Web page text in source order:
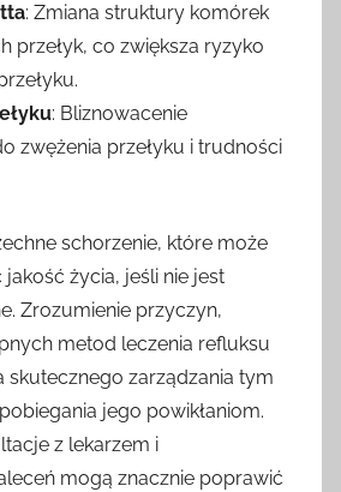
: Zmiana struktury komórek
przełyk, co zwiększa ryzyko
: Bliznowacenie
zwężenia przełyku i trudności
schorzenie, które może
życia, jeśli nie jest
Zrozumienie przyczyn,
metod leczenia refluksu
skutecznego zarządzania tym
jego powikłaniom.
z lekarzem i
mogą znacznie poprawić